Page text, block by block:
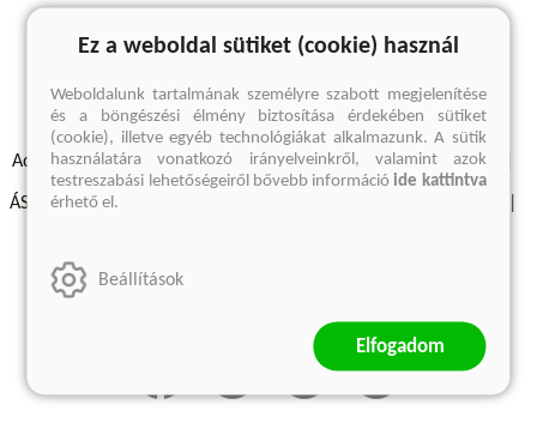
A keresett kifejezésre nincs találat
Adatvédelmi szabályzatok Elállási felmondási nyilatkozat
ÁSZF - Vásárlási feltételek
Szállítási információk
Ez a weboldal sütiket (cookie) használ
Weboldalunk tartalmának személyre szabott megjelenítése
és a böngészési élmény biztosítása érdekében sütiket
(cookie), illetve egyéb technológiákat alkalmazunk. A sütik
használatára vonatkozó irányelveinkről, valamint azok
testreszabási lehetőségeiről bővebb információide kattintva
érhető el.
Beállítások
Elfogadom